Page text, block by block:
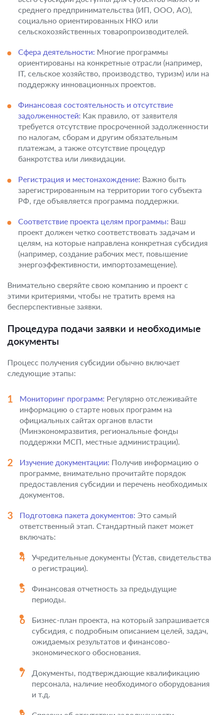
среднего предпринимательства (ИП, ООО, АО),
социально ориентированных НКО или
сельскохозяйственных товаропроизводителей.
Сфера деятельности: Многие программы
ориентированы на конкретные отрасли (например,
IT, сельское хозяйство, производство, туризм) или на
поддержку инновационных проектов.
Финансовая состоятельность и отсутствие
задолженностей: Как правило, от заявителя
требуется отсутствие просроченной задолженности
по налогам, сборам и другим обязательным
платежам, а также отсутствие процедур
банкротства или ликвидации.
Регистрация и местонахождение: Важно быть
зарегистрированным на территории того субъекта
РФ, где объявляется программа поддержки.
Соответствие проекта целям программы: Ваш
проект должен четко соответствовать задачам и
целям, на которые направлена конкретная субсидия
(например, создание рабочих мест, повышение
энергоэффективности, импортозамещение).
Внимательно сверяйте свою компанию и проект с
этими критериями, чтобы не тратить время на
бесперспективные заявки.
Процедура подачи заявки и необходимые
документы
Процесс получения субсидии обычно включает
следующие этапы:
Мониторинг программ: Регулярно отслеживайте
информацию о старте новых программ на
официальных сайтах органов власти
(Минэкономразвития, региональные фонды
поддержки МСП, местные администрации).
Изучение документации: Получив информацию о
программе, внимательно прочитайте порядок
предоставления субсидии и перечень необходимых
документов.
Подготовка пакета документов: Это самый
ответственный этап. Стандартный пакет может
включать:
Учредительные документы (Устав, свидетельства
о регистрации).
Финансовая отчетность за предыдущие
периоды.
Бизнес-план проекта, на который запрашивается
субсидия, с подробным описанием целей, задач,
ожидаемых результатов и финансово-
экономического обоснования.
Документы, подтверждающие квалификацию
персонала, наличие необходимого оборудования
и т.д.